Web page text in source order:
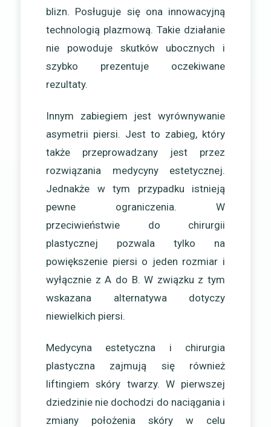
blizn. Posługuje się ona innowacyjną
technologią plazmową. Takie działanie
nie powoduje skutków ubocznych i
szybko prezentuje oczekiwane
rezultaty.
Innym zabiegiem jest wyrównywanie
asymetrii piersi. Jest to zabieg, który
także przeprowadzany jest przez
rozwiązania medycyny estetycznej.
Jednakże w tym przypadku istnieją
pewne ograniczenia. W
przeciwieństwie do chirurgii
plastycznej pozwala tylko na
powiększenie piersi o jeden rozmiar i
wyłącznie z A do B. W związku z tym
wskazana alternatywa dotyczy
niewielkich piersi.
Medycyna estetyczna i chirurgia
plastyczna zajmują się również
liftingiem skóry twarzy. W pierwszej
dziedzinie nie dochodzi do naciągania i
zmiany położenia skóry w celu